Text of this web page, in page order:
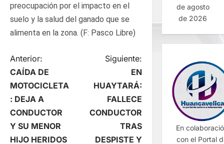
preocupación por el impacto en el
suelo y la salud del ganado que se
alimenta en la zona. (F: Pasco Libre)
N
a
v
e
Anterior:
CAÍDA DE
MOTOCICLETA
: DEJA A
CONDUCTOR
Y SU MENOR
HIJO HERIDOS
Siguiente:
EN
HUAYTARÁ:
FALLECE
CONDUCTOR
TRAS
DESPISTE Y
de agosto
de 2026
En
con el Portal